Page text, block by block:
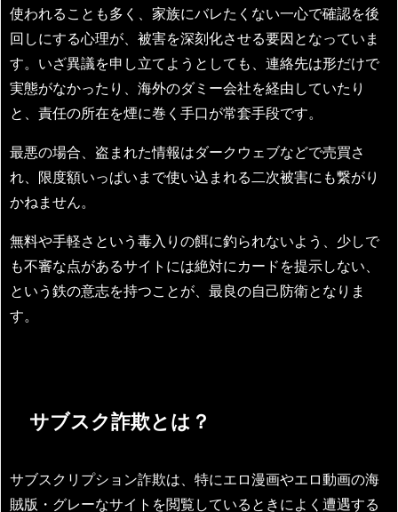
使われることも多く、家族にバレたくない一心で確認を後
回しにする心理が、被害を深刻化させる要因となっていま
す。いざ異議を申し立てようとしても、連絡先は形だけで
実態がなかったり、海外のダミー会社を経由していたり
と、責任の所在を煙に巻く手口が常套手段です。
最悪の場合、盗まれた情報はダークウェブなどで売買さ
れ、限度額いっぱいまで使い込まれる二次被害にも繋がり
かねません。
無料や手軽さという毒入りの餌に釣られないよう、少しで
も不審な点があるサイトには絶対にカードを提示しない、
という鉄の意志を持つことが、最良の自己防衛となりま
す。
サブスク詐欺とは？
サブスクリプション詐欺は、特にエロ漫画やエロ動画の海
賊版・グレーなサイトを閲覧しているときによく遭遇する